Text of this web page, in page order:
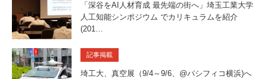
「深谷をAI人材育成 最先端の街へ」埼玉工業大学
人工知能シンポジウム でカリキュラムを紹介
(201…
記事掲載
埼工大、真空展（9/4～9/6、@パシフィコ横浜)へ